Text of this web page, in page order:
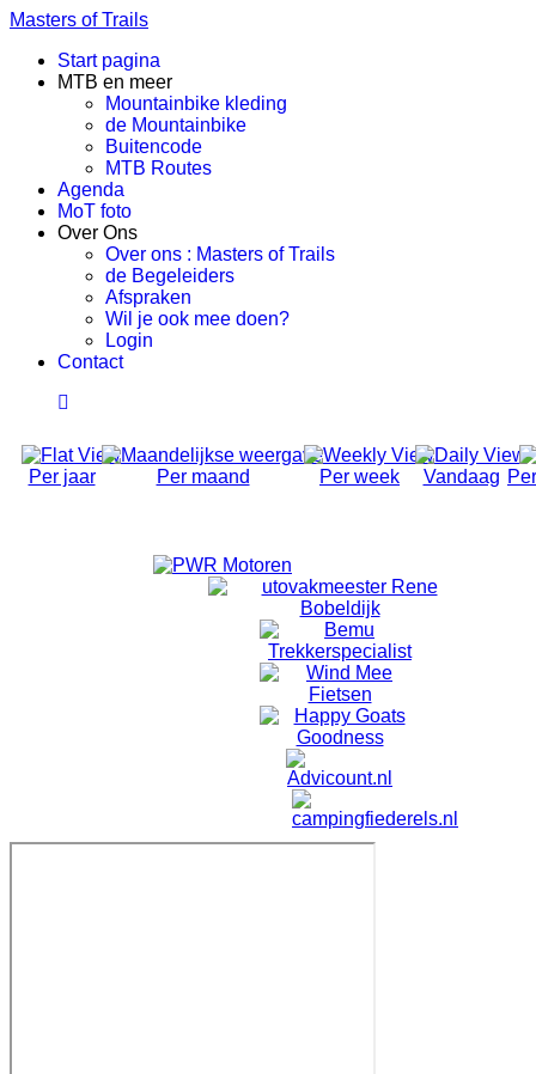
Masters of Trails
Start pagina
MTB en meer
Mountainbike kleding
de Mountainbike
Buitencode
MTB Routes
Agenda
MoT foto
Over Ons
Over ons : Masters of Trails
de Begeleiders
Afspraken
Wil je ook mee doen?
Login
Contact
Per jaar Per maand Per week Vandaag